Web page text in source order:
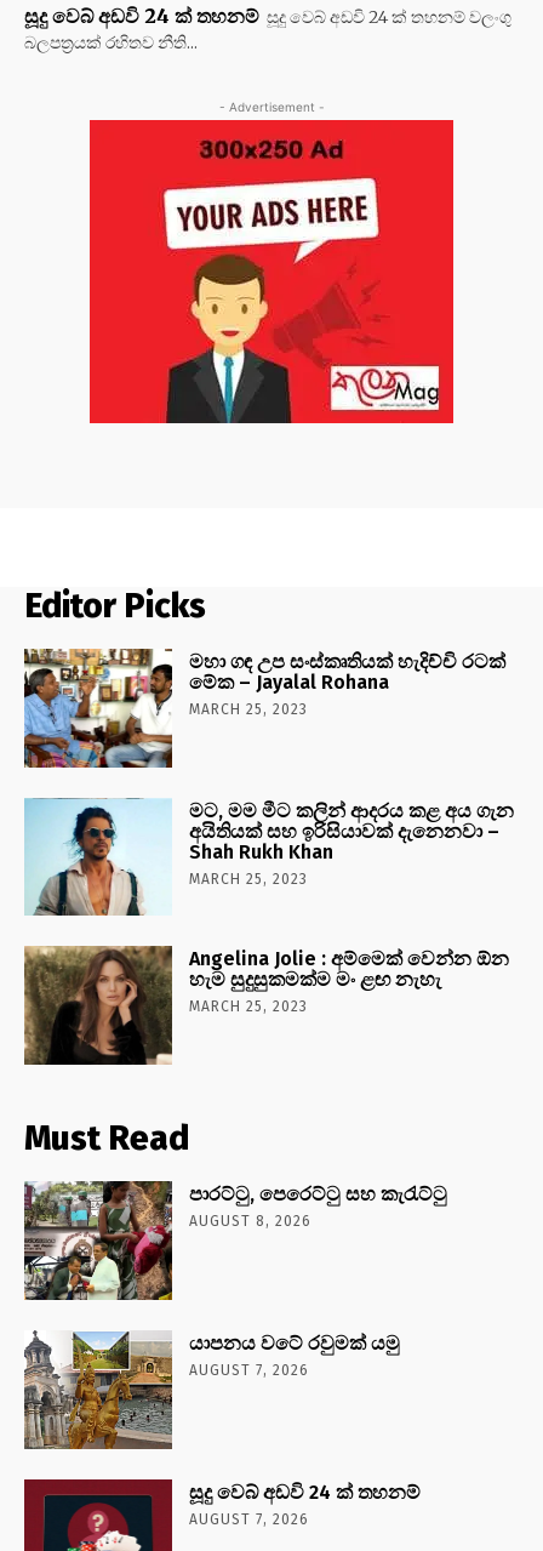
සූදු වෙබ් අඩවි 24 ක් තහනම් සූදු වෙබ් අඩවි 24 ක් තහනම් වලංගු
බලපත්‍රයක් රහිතව නීති...
- Advertisement -
Editor Picks
මහා ගඳ උප සංස්කෘතියක් හැදිච්චි රටක්
මේක – Jayalal Rohana
MARCH 25, 2023
මට, මම මීට කලින් ආදරය කළ අය ගැන
අයිතියක් සහ ඉරිසියාවක් දැනෙනවා –
Shah Rukh Khan
MARCH 25, 2023
Angelina Jolie : අම්මෙක් වෙන්න ඕන
හැම සුදුසුකමක්ම මං ළඟ නැහැ
MARCH 25, 2023
Must Read
පාරට්ටු, පෙරෙට්ටු සහ කැරැට්ටු
AUGUST 8, 2026
යාපනය වටේ රවුමක් යමු
AUGUST 7, 2026
සූදු වෙබ් අඩවි 24 ක් තහනම්
AUGUST 7, 2026